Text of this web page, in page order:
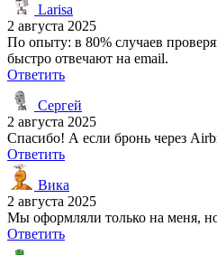
Larisa
2 августа 2025
По опыту: в 80% случаев
быстро отвечают на email.
Ответить
Сергей
2 августа 2025
Спасибо! А если бронь через
Ответить
Вика
2 августа 2025
Мы оформляли только на меня,
Ответить